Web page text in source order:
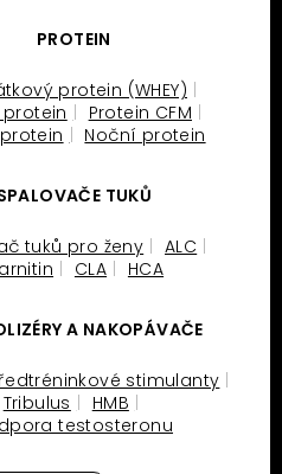
PROTEIN
protein (WHEY)
Protein CFM
Noční protein
TUKŮ
tuků pro ženy
ALC
CLA HCA
A NAKOPÁVAČE
stimulanty
Tribulus
HMB
testosteronu